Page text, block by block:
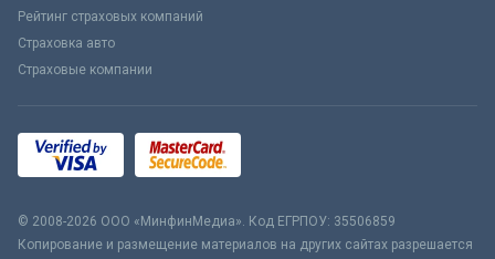
Рейтинг страховых компаний
Страховка авто
Страховые компании
© 2008-2026 ООО «МинфинМедиа». Код ЕГРПОУ: 35506859
Копирование и размещение материалов на других сайтах разрешается